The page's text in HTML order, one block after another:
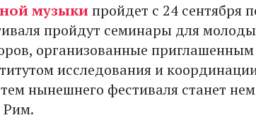
музыкипройдет с 24 сентября
пройдут семинары для
организованные
исследования и
нынешнего фестиваля станет
Рим.